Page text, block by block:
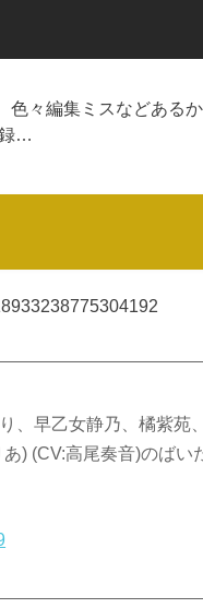
色々編集ミスなどある
…
、早乙女静乃、橘紫苑
) (CV:高尾奏音)のば